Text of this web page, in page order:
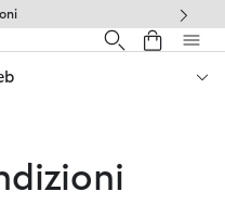
di Accessibilità